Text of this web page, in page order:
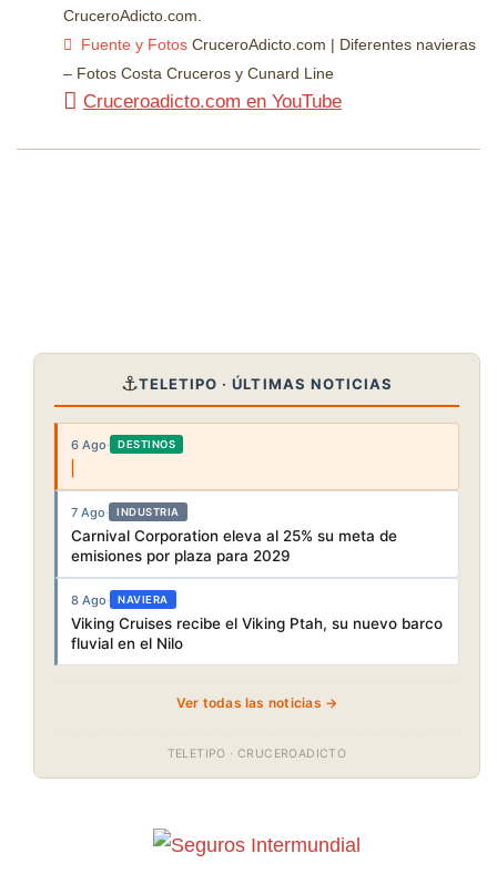
CruceroAdicto.com.
Fuente y FotosCruceroAdicto.com | Diferentes navieras
– Fotos Costa Cruceros y Cunard Line
Cruceroadicto.com en YouTube
⚓TELETIPO · ÚLTIMAS NOTICIAS
6 Ago· DESTINOS
7 Ago· INDUSTRIA
Carnival Corporation eleva al 25% su meta de
emisiones por plaza para 2029
8 Ago· NAVIERA
Viking Cruises recibe el Viking Ptah, su nuevo barco
fluvial en el Nilo
Ver todas las noticias →
TELETIPO · CRUCEROADICTO